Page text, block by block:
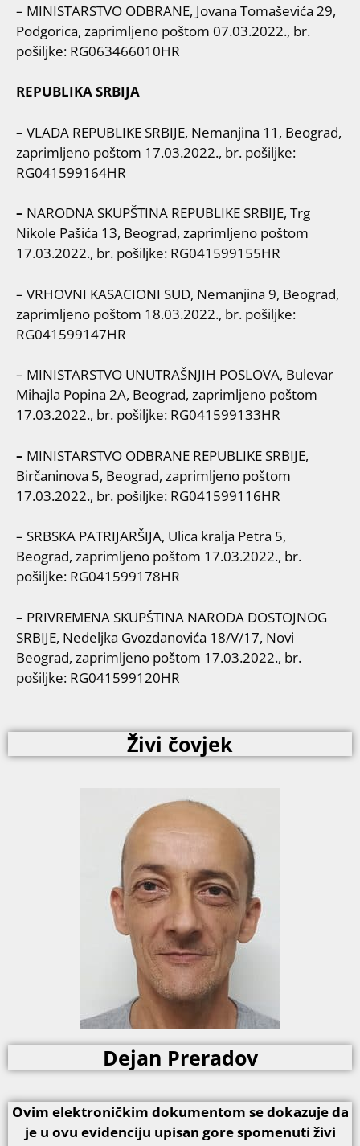
– MINISTARSTVO ODBRANE, Jovana Tomaševića 29,
Podgorica, zaprimljeno poštom 07.03.2022., br.
pošiljke: RG063466010HR
REPUBLIKA SRBIJA
– VLADA REPUBLIKE SRBIJE, Nemanjina 11, Beograd,
zaprimljeno poštom 17.03.2022., br. pošiljke:
RG041599164HR
– NARODNA SKUPŠTINA REPUBLIKE SRBIJE, Trg
Nikole Pašića 13, Beograd, zaprimljeno poštom
17.03.2022., br. pošiljke: RG041599155HR
– VRHOVNI KASACIONI SUD, Nemanjina 9, Beograd,
zaprimljeno poštom 18.03.2022., br. pošiljke:
RG041599147HR
– MINISTARSTVO UNUTRAŠNJIH POSLOVA, Bulevar
Mihajla Popina 2A, Beograd, zaprimljeno poštom
17.03.2022., br. pošiljke: RG041599133HR
– MINISTARSTVO ODBRANE REPUBLIKE SRBIJE,
Birčaninova 5, Beograd, zaprimljeno poštom
17.03.2022., br. pošiljke: RG041599116HR
– SRBSKA PATRIJARŠIJA, Ulica kralja Petra 5,
Beograd, zaprimljeno poštom 17.03.2022., br.
pošiljke: RG041599178HR
– PRIVREMENA SKUPŠTINA NARODA DOSTOJNOG
SRBIJE, Nedeljka Gvozdanovića 18/V/17, Novi
Beograd, zaprimljeno poštom 17.03.2022., br.
pošiljke: RG041599120HR
Živi čovjek
Dejan Preradov
Ovim elektroničkim dokumentom se dokazuje da
je u ovu evidenciju upisan gore spomenuti živi